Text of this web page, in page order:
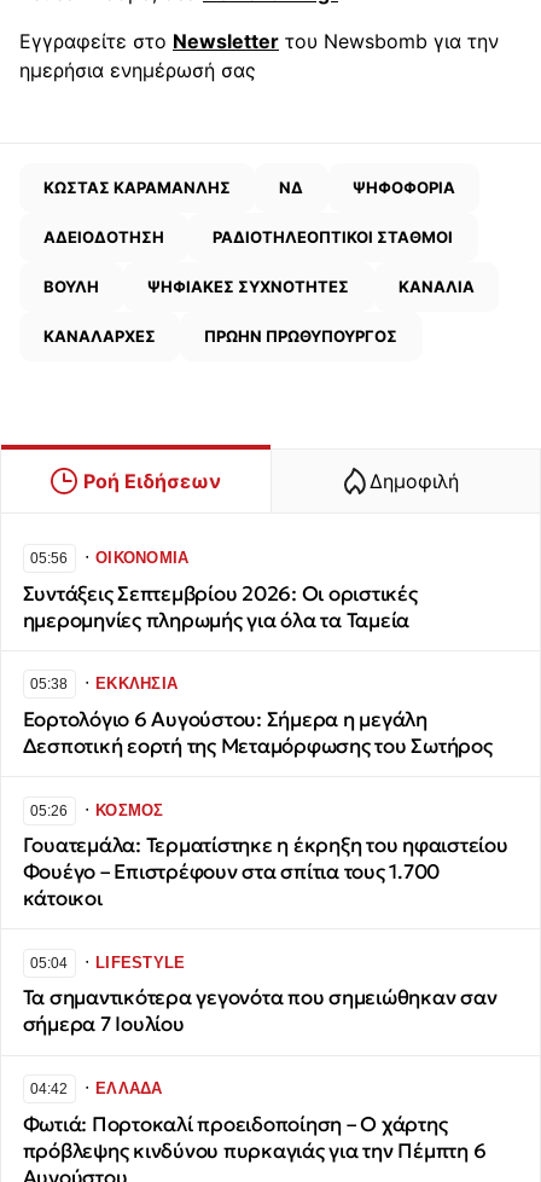
Εγγραφείτε στο Newsletter του Newsbomb για την
ημερήσια ενημέρωσή σας
ΚΩΣΤΑΣ ΚΑΡΑΜΑΝΛΗΣ ΝΔ ΨΗΦΟΦΟΡΙΑ
ΑΔΕΙΟΔΟΤΗΣΗ ΡΑΔΙΟΤΗΛΕΟΠΤΙΚΟΙ ΣΤΑΘΜΟΙ
ΒΟΥΛΗ ΨΗΦΙΑΚΕΣ ΣΥΧΝΟΤΗΤΕΣ ΚΑΝΑΛΙΑ
ΚΑΝΑΛΑΡΧΕΣ ΠΡΩΗΝ ΠΡΩΘΥΠΟΥΡΓΟΣ
Ροή Ειδήσεων Δημοφιλή
05:56 ∙ΟΙΚΟΝΟΜΙΑ
Συντάξεις Σεπτεμβρίου 2026: Οι οριστικές
ημερομηνίες πληρωμής για όλα τα Ταμεία
05:38 ∙ΕΚΚΛΗΣΙΑ
Εορτολόγιο 6 Αυγούστου: Σήμερα η μεγάλη
Δεσποτική εορτή της Μεταμόρφωσης του Σωτήρος
05:26 ∙ΚΟΣΜΟΣ
Γουατεμάλα: Τερματίστηκε η έκρηξη του ηφαιστείου
Φουέγο – Επιστρέφουν στα σπίτια τους 1.700
κάτοικοι
05:04 ∙LIFESTYLE
Τα σημαντικότερα γεγονότα που σημειώθηκαν σαν
σήμερα 7 Ιουλίου
04:42 ∙ΕΛΛΑΔΑ
Φωτιά: Πορτοκαλί προειδοποίηση – Ο χάρτης
πρόβλεψης κινδύνου πυρκαγιάς για την Πέμπτη 6